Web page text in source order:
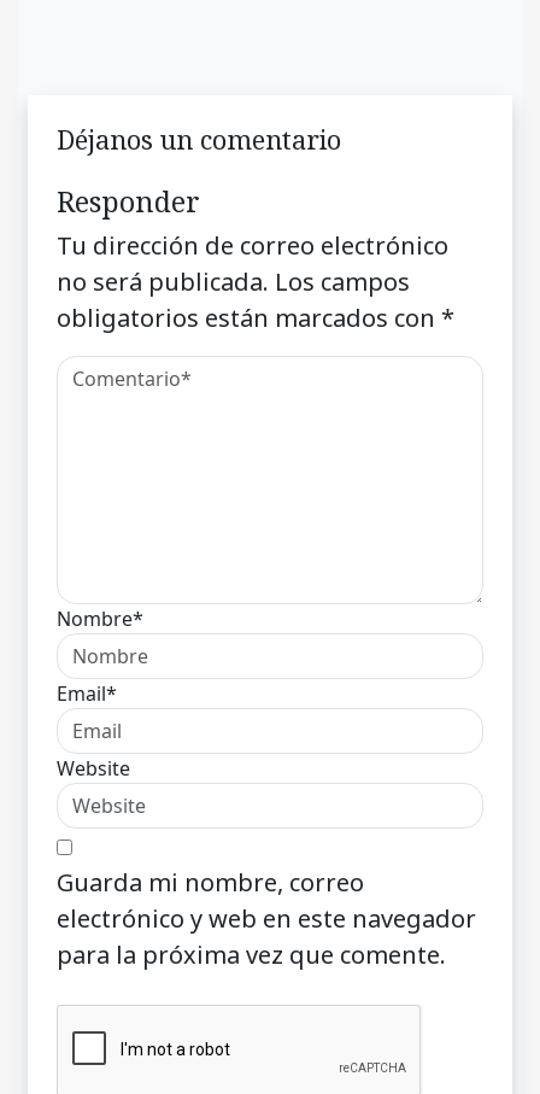
Déjanos un comentario
Responder
Tu dirección de correo electrónico
no será publicada. Los campos
obligatorios están marcados con *
Nombre*
Email*
Website
Guarda mi nombre, correo
electrónico y web en este navegador
para la próxima vez que comente.